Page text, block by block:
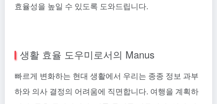
효율성을 높일 수 있도록 도와드립니다.
생활 효율 도우미로서의 Manus
빠르게 변화하는 현대 생활에서 우리는 종종 정보 과부
하와 의사 결정의 어려움에 직면합니다. 여행을 계획하